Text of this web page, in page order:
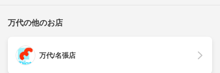
万代の他のお店
万代/名張店